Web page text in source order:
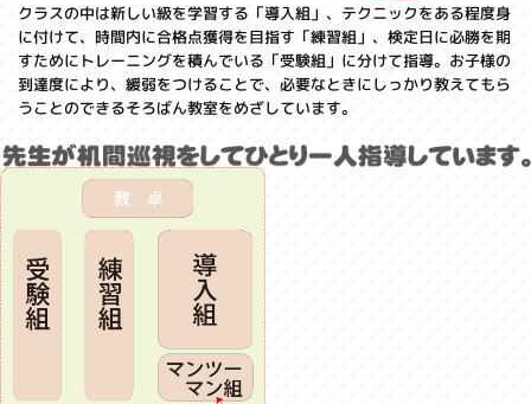
クラスの中は新しい級を学習する「導入組」、テクニックをある程度身
に付けて、時間内に合格点獲得を目指す「練習組」、検定日に必勝を期
すためにトレーニングを積んでいる「受験組」に分けて指導。お子様の
到達度により、緩弱をつけることで、必要なときにしっかり教えてもら
うことのできるそろばん教室をめざしています。